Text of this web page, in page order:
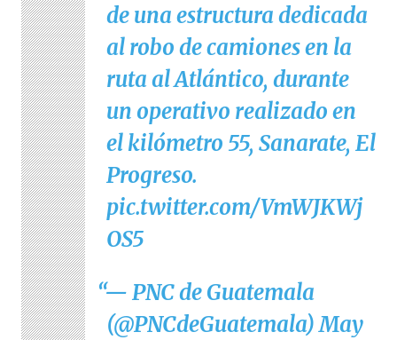
de una estructura dedicada
al robo de camiones en la
ruta al Atlántico, durante
un operativo realizado en
el kilómetro 55, Sanarate, El
Progreso.
pic.twitter.com/VmWJKWj
OS5
— PNC de Guatemala
(@PNCdeGuatemala)May